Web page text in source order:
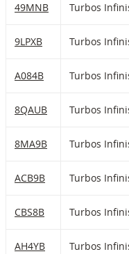
49MNB Turbos
9LPXB Turbos
A084B Turbos
8QAUB Turbos
8MA9B Turbos
ACB9B Turbos
CBS8B Turbos
AH4YB Turbos